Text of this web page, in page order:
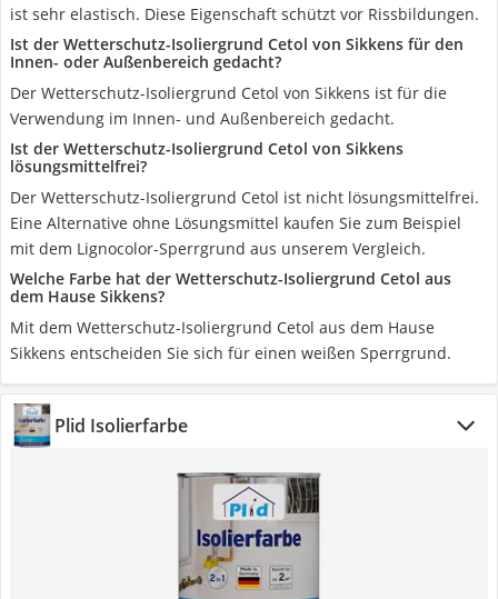
ist sehr elastisch. Diese Eigenschaft schützt vor Rissbildungen.
Ist der Wetterschutz-Isoliergrund Cetol von Sikkens für den
Innen- oder Außenbereich gedacht?
Der Wetterschutz-Isoliergrund Cetol von Sikkens ist für die
Verwendung im Innen- und Außenbereich gedacht.
Ist der Wetterschutz-Isoliergrund Cetol von Sikkens
lösungsmittelfrei?
Der Wetterschutz-Isoliergrund Cetol ist nicht lösungsmittelfrei.
Eine Alternative ohne Lösungsmittel kaufen Sie zum Beispiel
mit dem Lignocolor-Sperrgrund aus unserem Vergleich.
Welche Farbe hat der Wetterschutz-Isoliergrund Cetol aus
dem Hause Sikkens?
Mit dem Wetterschutz-Isoliergrund Cetol aus dem Hause
Sikkens entscheiden Sie sich für einen weißen Sperrgrund.
Plid Isolierfarbe